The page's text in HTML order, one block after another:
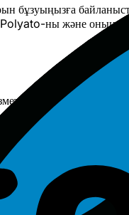
бұзуыңызға
Polyato-ны және оның
пайдалануды
байланысты
қатысты қандай да бір